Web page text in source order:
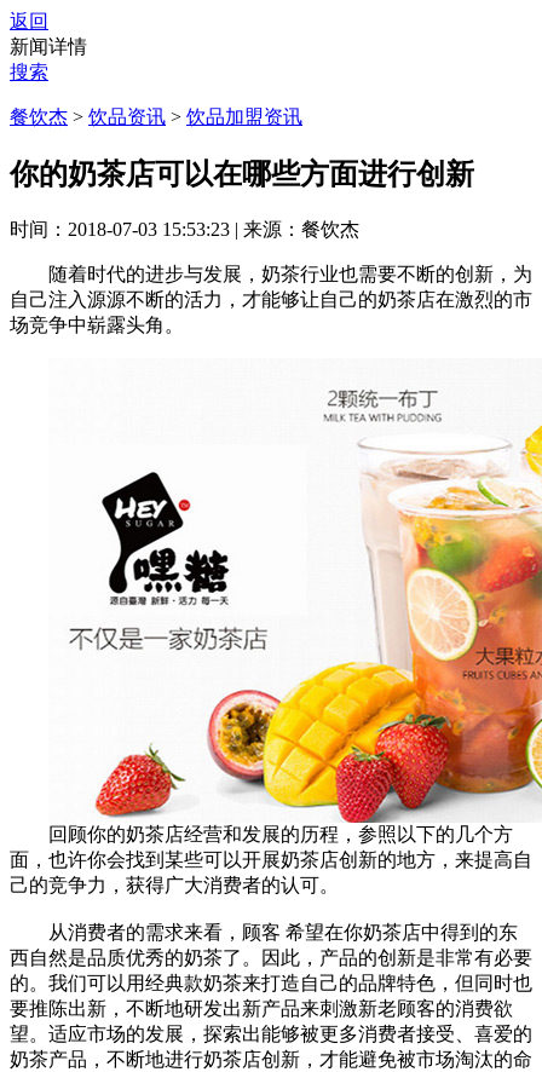
返回
新闻详情
搜索
餐饮杰 > 饮品资讯 > 饮品加盟资讯
你的奶茶店可以在哪些方面进行创新
时间：2018-07-03 15:53:23 | 来源：餐饮杰
随着时代的进步与发展，奶茶行业也需要不断的创新，为
自己注入源源不断的活力，才能够让自己的奶茶店在激烈的市
场竞争中崭露头角。
回顾你的奶茶店经营和发展的历程，参照以下的几个方
面，也许你会找到某些可以开展奶茶店创新的地方，来提高自
己的竞争力，获得广大消费者的认可。
从消费者的需求来看，顾客 希望在你奶茶店中得到的东
西自然是品质优秀的奶茶了。因此，产品的创新是非常有必要
的。我们可以用经典款奶茶来打造自己的品牌特色，但同时也
要推陈出新，不断地研发出新产品来刺激新老顾客的消费欲
望。适应市场的发展，探索出能够被更多消费者接受、喜爱的
奶茶产品，不断地进行奶茶店创新，才能避免被市场淘汰的命